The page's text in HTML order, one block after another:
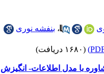
،بنفشه نوری
(۱۶۸۰ دریافت)
با مدل اطلاعات- انگیزش